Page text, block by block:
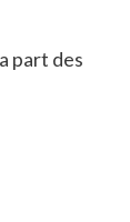
part des